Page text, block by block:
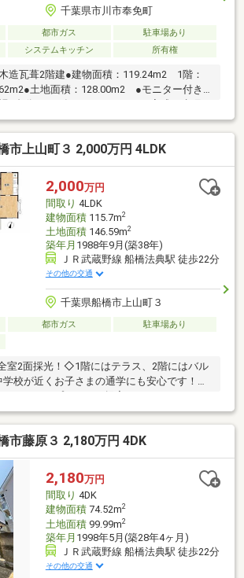
千葉県市川市奉免町
都市ガス
駐車場あり
システムキッチン 所有権
造瓦葺2階建●建物面積：119.24m2 1階：
土地面積：128.00m2 ●モニター付き
風呂新品、トイレ新品、洗面台新品・外
装・内装 クロス張替え、コンロ新品、フ
内クリーニング、 クッションフロア
湯器交換、一部建具交換■武蔵野線「船橋
市上山町３ 2,000万円 4LDK
2,000万円
間取り 4LDK
建物面積115.7m2
土地面積146.59m2
築年月 1988年9月(築38年)
ＪＲ武蔵野線 船橋法典駅 徒歩22分
その他の交通
千葉県船橋市上山町３
都市ガス
駐車場あり
室2面採光！◇1階にはテラス、2階にはバル
校が近くお子さまの通学にも安心です！豊
マート藤原店/徒歩約8分/約580ｍ・ファミ
/徒歩約6分/約410ｍ・サンドラッグ藤原店/
船橋藤原三郵便局/徒歩約5分/約380ｍ・コス
/約170ｍ・船橋馬込沢雲母保育園/徒歩約4
子供の公園/徒歩約1分/約50ｍ・法典小学校/
旭中学校/徒歩約7分/約500ｍ
市藤原３ 2,180万円 4DK
2,180万円
間取り 4DK
建物面積74.52m2
土地面積99.99m2
築年月 1998年5月(築28年4ヶ月)
ＪＲ武蔵野線 船橋法典駅 徒歩22分
その他の交通